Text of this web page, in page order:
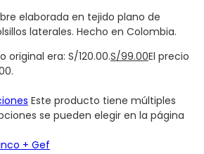
elaborada en tejido plano de
laterales. Hecho en Colombia.
original era: S/120.00.S/99.00El precio
Este producto tiene múltiples
se pueden elegir en la página
+ Gef